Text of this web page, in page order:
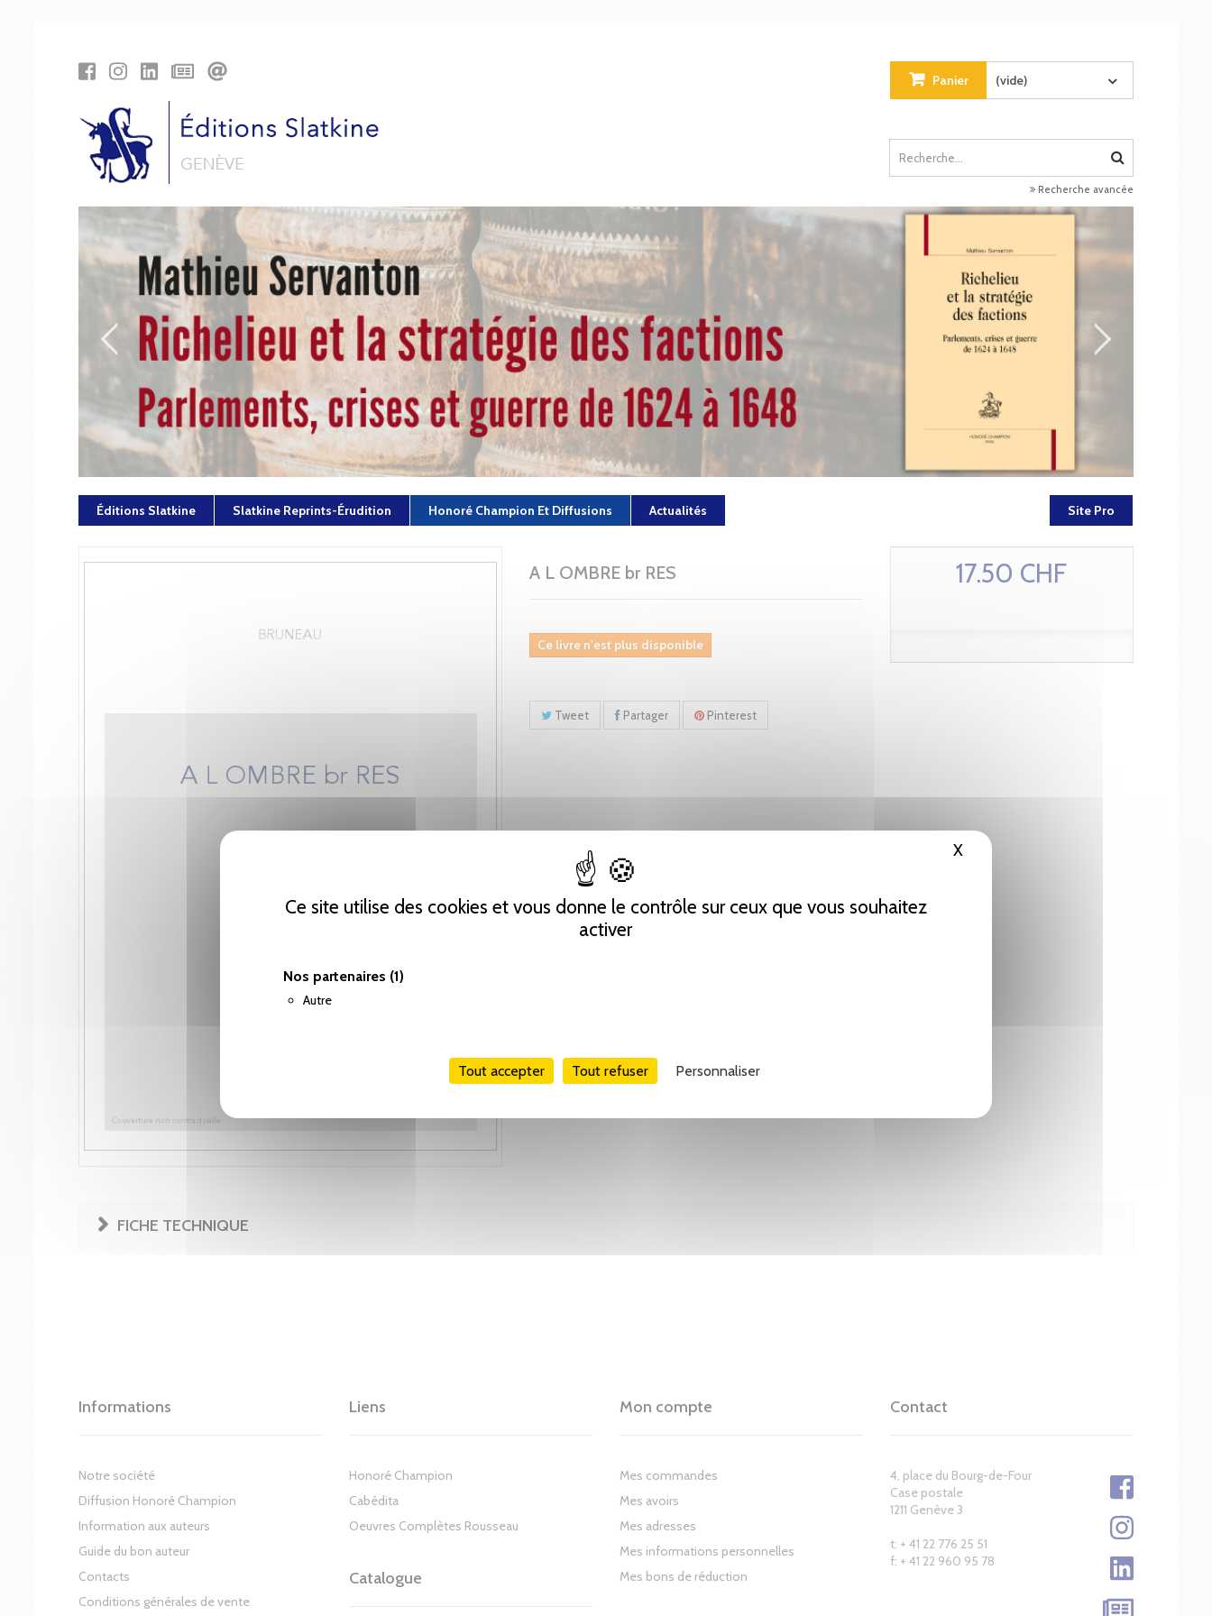
Ce site utilise des cookies et vous donne le contrôle sur ceux que vous souhaitez
activer
Nos partenaires (1)
Autre
Tout accepter Tout refuser Personnaliser
X Masquer le bandeau des cookies
Panier (vide)
Recherche avancée
Éditions Slatkine Slatkine Reprints-Érudition Honoré Champion Et Diffusions Actualités Site Pro
A L OMBRE br RES
Ce livre n'est plus disponible
Tweet Partager Pinterest
17.50 CHF
FICHE TECHNIQUE
Informations
Notre société
Diffusion Honoré Champion
Information aux auteurs
Guide du bon auteur
Contacts
Conditions générales de vente
Liens
Honoré Champion
Cabédita
Oeuvres Complètes Rousseau
Catalogue
Mon compte
Mes commandes
Mes avoirs
Mes adresses
Mes informations personnelles
Mes bons de réduction
Contact
4, place du Bourg-de-Four
Case postale
1211 Genève 3
t: + 41 22 776 25 51
f: + 41 22 960 95 78